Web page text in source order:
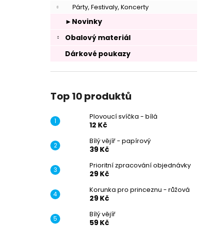
Párty, Festivaly, Koncerty
►Novinky
Obalový materiál
Dárkové poukazy
Top 10 produktů
Plovoucí svíčka - bílá
12 Kč
Bílý vějíř - papírový
39 Kč
Prioritní zpracování objednávky
29 Kč
Korunka pro princeznu - růžová
29 Kč
Bílý vějíř
59 Kč